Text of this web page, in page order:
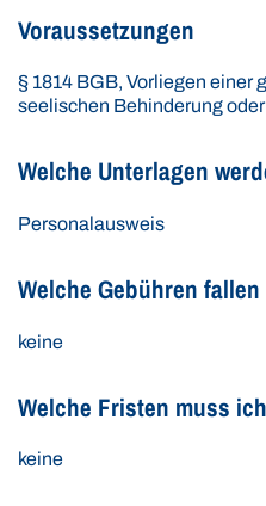
Voraussetzungen
§ 1814 BGB, Vorliegen einer
seelischen Behinderung
Welche Unterlagen
Personalausweis
Welche Gebühren
keine
Welche Fristen muss
keine